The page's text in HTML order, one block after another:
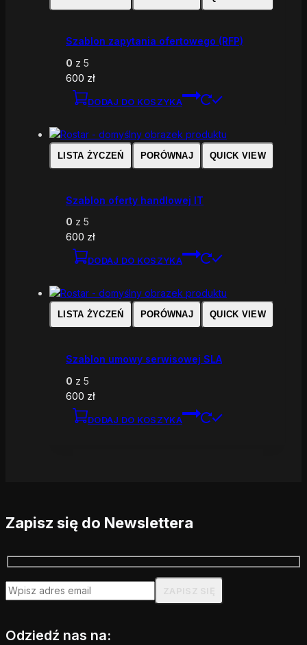
Szablon zapytania ofertowego (RFP)
0 z 5
600 zł
DODAJ DO KOSZYKA
LISTA ŻYCZEŃ PORÓWNAJ QUICK VIEW
Szablon oferty handlowej IT
0 z 5
600 zł
DODAJ DO KOSZYKA
LISTA ŻYCZEŃ PORÓWNAJ QUICK VIEW
Szablon umowy serwisowej SLA
0 z 5
600 zł
DODAJ DO KOSZYKA
Zapisz się do Newslettera
Odziedź nas na: